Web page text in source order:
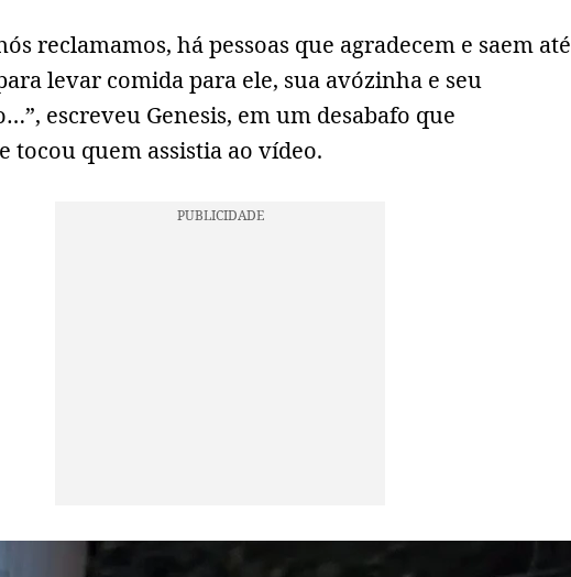
reclamamos, há pessoas que agradecem e saem até
levar comida para ele, sua avózinha e seu
escreveu Genesis, em um desabafo que
tocou quem assistia ao vídeo.